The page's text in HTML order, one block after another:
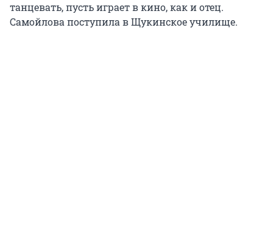
танцевать, пусть играет в кино, как и отец.
Самойлова поступила в Щукинское училище.